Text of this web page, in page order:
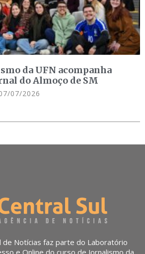
da UFN acompanha
do Almoço de SM
07/2026
de Notícias faz parte do Laboratório
e Online do curso de Jornalismo da